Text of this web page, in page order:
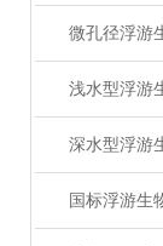
微孔径浮游
浅水型浮游
深水型浮游
国标浮游生